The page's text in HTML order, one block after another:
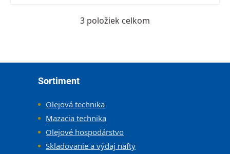
Ovládacie prvky výpisu
3 položiek celkom
Sortiment
Olejová technika
Mazacia technika
Olejové hospodárstvo
Skladovanie a výdaj nafty